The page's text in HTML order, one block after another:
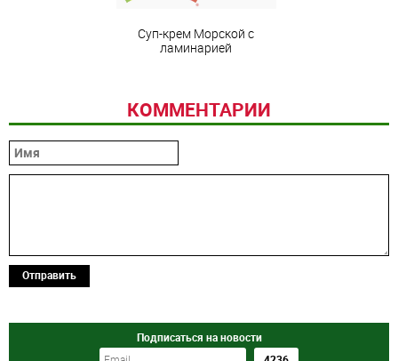
Суп-крем Морской с
ламинарией
КОММЕНТАРИИ
Отправить
Подписаться на новости